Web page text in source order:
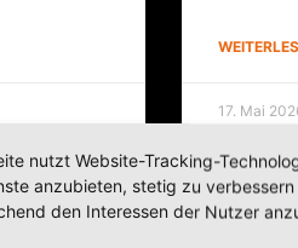
17. Mai
nutzt Website-Tracking-
anzubieten, stetig zu
den Interessen der Nutzer